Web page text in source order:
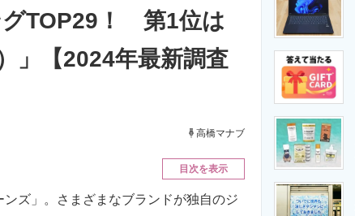
製造業のIT導入・活用を支援
エネルギーの専門メディア
TOP29！ 第1位は
」【2024年最新調査
高橋マナブ
目次を表示
ズ」。さまざまなブランドが独自のジ